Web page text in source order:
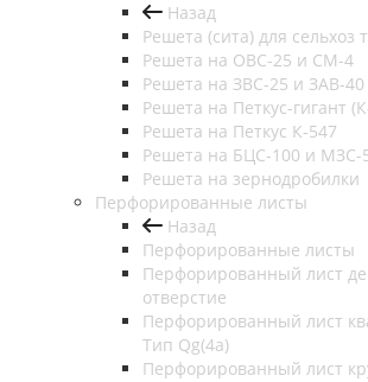
Назад
Решета (сита) для сельхоз
Решета на ОВС-25 и СМ-4
Решета на ЗВС-25 и ЗАВ-40
Решета на Петкус-гигант
Решета на Петкус К-547
Решета на БЦС-100 и МЗС-
Решета на зернодробилки
Перфорированные листы
Назад
Перфорированные листы
Перфорированный лист
отверстие
Перфорированный лист
Тип Qg(4а)
Перфорированный лист